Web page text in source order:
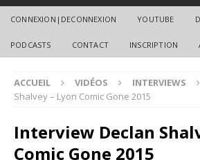
CONNEXION|DECONNEXION YOUTUBE
PODCASTS CONTACT INSCRIPTION
ACCUEIL VIDÉOS INTERVIEWS
Shalvey – Lyon Comic Gone 2015
Interview Declan
Comic Gone 2015